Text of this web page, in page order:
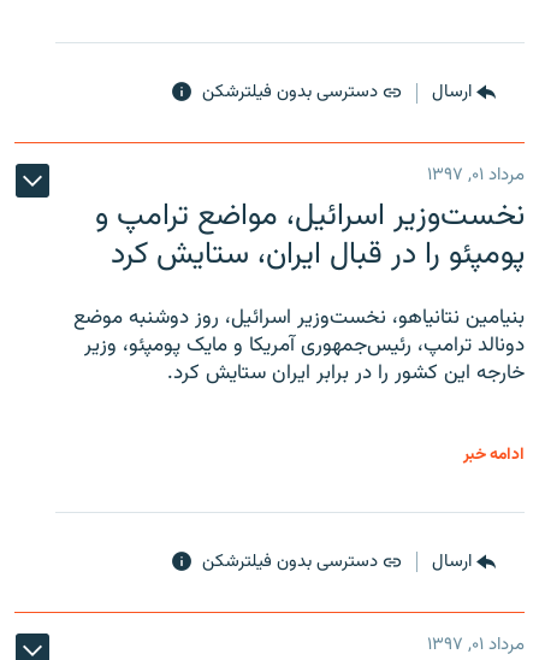
ارسال دسترسی بدون فیلترشکن
مرداد ۰۱, ۱۳۹۷
نخست‌وزیر اسرائیل، مواضع ترامپ و
پومپئو را در قبال ایران، ستایش کرد
بنیامین نتانیاهو، نخست‌وزیر اسرائیل، روز دوشنبه موضع
دونالد ترامپ، رئیس‌جمهوری آمریکا و مایک پومپئو، وزیر
خارجه این کشور را در برابر ایران ستایش کرد.
ادامه خبر
ارسال دسترسی بدون فیلترشکن
مرداد ۰۱, ۱۳۹۷